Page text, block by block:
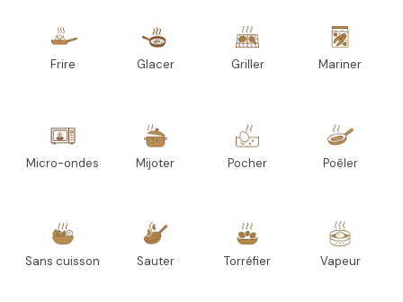
Frire Glacer Griller Mariner
Micro-ondes Mijoter Pocher Poêler
Sans cuisson Sauter Torréfier Vapeur